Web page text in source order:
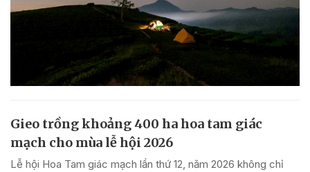
Gieo trồng khoảng 400 ha hoa tam giác
mạch cho mùa lễ hội 2026
Lễ hội Hoa Tam giác mạch lần thứ 12, năm 2026 không chỉ